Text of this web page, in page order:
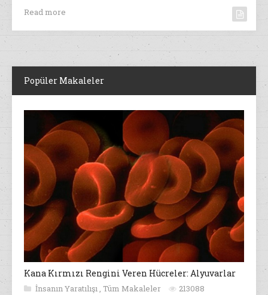
Read more
Popüler Makaleler
Kana Kırmızı Rengini Veren Hücreler: Alyuvarlar
İnsanın Yaratılışı , Tüm Makaleler 213088